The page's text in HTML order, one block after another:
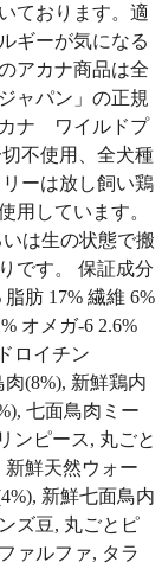
ております。適
ギーが気になる
アカナ商品は全
ャパン」の正規
カナ ワイルドプ
不使用、全犬種
ーは放し飼い鶏
用しています。
は生の状態で搬
です。 保証成分
肪 17% 繊維 6%
オメガ-6 2.6%
ロイチン
(8%), 新鮮鶏内
七面鳥肉ミー
ンピース, 丸ごと
新鮮天然ウォー
新鮮七面鳥内
ズ豆, 丸ごとピ
ァルファ, タラ